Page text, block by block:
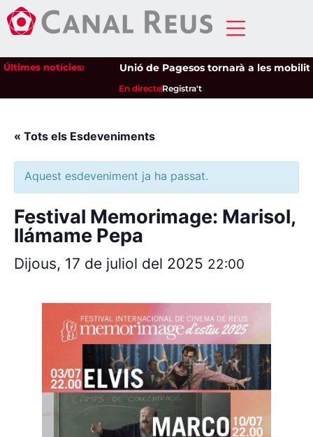
Últimes notícies: Unió de Pagesos tornarà a les
En directeRegistra't
« Tots els Esdeveniments
Aquest esdeveniment ja ha passat.
Festival Memorimage: Marisol,
llámame Pepa
Dijous, 17 de juliol del 2025 22:00